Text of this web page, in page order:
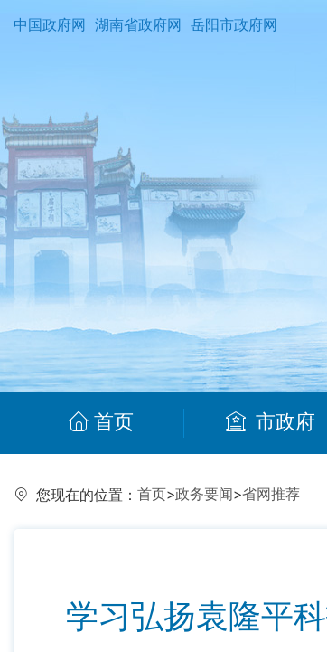
中国政府网 湖南省政府网 岳阳市政府网
首页 市政府
您现在的位置： 首页>政务要闻>省网推荐
学习弘扬袁隆平